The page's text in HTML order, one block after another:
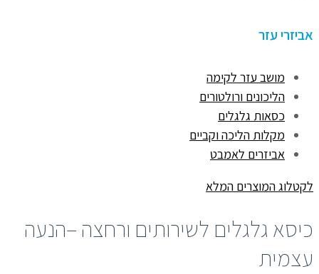
אביזרי עזר
מושב עזר לקימה
הליכונים ורולטורים
כסאות גלגלים
מקלות הליכה וקביים
אביזרים לאמבט
לקטלוג המוצרים המלא
כיסא גלגלים לשירותים ורחצה –הנעה
עצמית